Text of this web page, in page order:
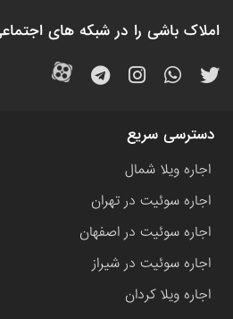
املاک باشی را در شبکه های
دسترسی سریع
اجاره ویلا شمال
اجاره سوئیت در تهران
اجاره سوئیت در اصفهان
اجاره سوئیت در شیراز
اجاره ویلا کردان